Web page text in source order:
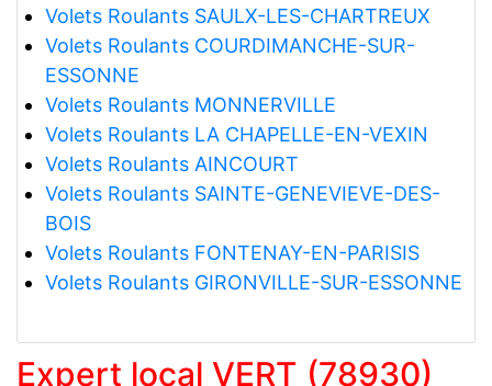
Volets Roulants SAULX-LES-CHARTREUX
Volets Roulants COURDIMANCHE-SUR-
ESSONNE
Volets Roulants MONNERVILLE
Volets Roulants LA CHAPELLE-EN-VEXIN
Volets Roulants AINCOURT
Volets Roulants SAINTE-GENEVIEVE-DES-
BOIS
Volets Roulants FONTENAY-EN-PARISIS
Volets Roulants GIRONVILLE-SUR-ESSONNE
Expert local VERT (78930)